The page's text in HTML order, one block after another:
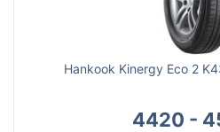
Hankook Kinergy Eco 2
4420 -